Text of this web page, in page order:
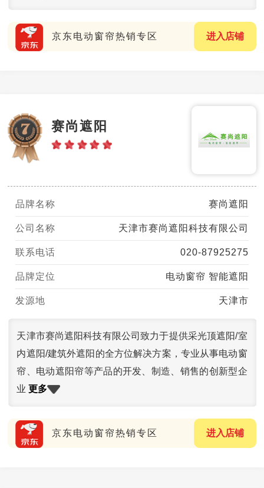
京东电动窗帘热销专区 进入店铺
赛尚遮阳
品牌名称 赛尚遮阳
公司名称 天津市赛尚遮阳科技有限公司
联系电话 020-87925275
品牌定位 电动窗帘 智能遮阳
发源地 天津市
天津市赛尚遮阳科技有限公司致力于提供采光顶遮阳/室
内遮阳/建筑外遮阳的全方位解决方案，专业从事电动窗
帘、电动遮阳帘等产品的开发、制造、销售的创新型企
业更多
京东电动窗帘热销专区 进入店铺